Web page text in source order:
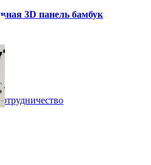
3D панель бамбук
Сотрудничество